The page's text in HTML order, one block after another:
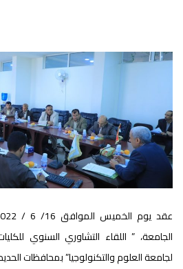
الجامعة، ” اللقاء التشاوري السنوي
لجامعة العلوم والتكنولوجيا” بمحافظات